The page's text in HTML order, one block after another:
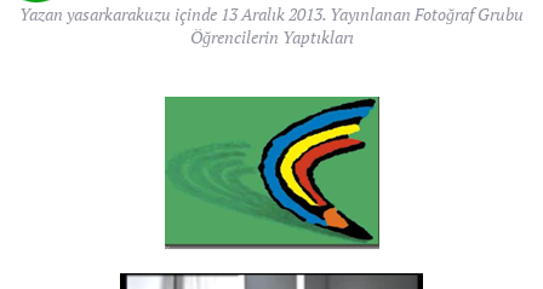
Yazan yasarkarakuzu içinde 13 Aralık 2013. Yayınlanan Fotoğraf Grubu
Öğrencilerin Yaptıkları